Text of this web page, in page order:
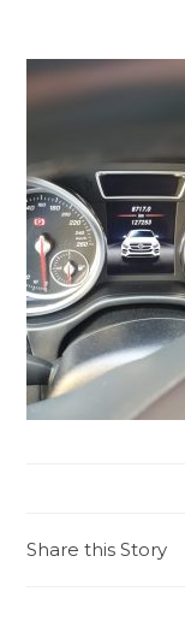
Share this Story